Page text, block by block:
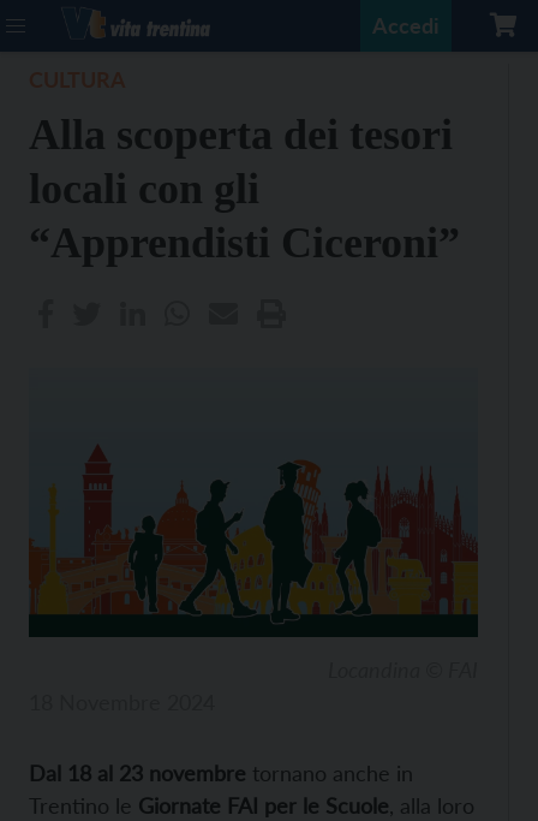
Accedi
Alla scoperta dei tesori
locali con gli
“Apprendisti Ciceroni”
Dal 18 al 23 novembre tornano anche in
Trentino le Giornate FAI per le Scuole , alla loro